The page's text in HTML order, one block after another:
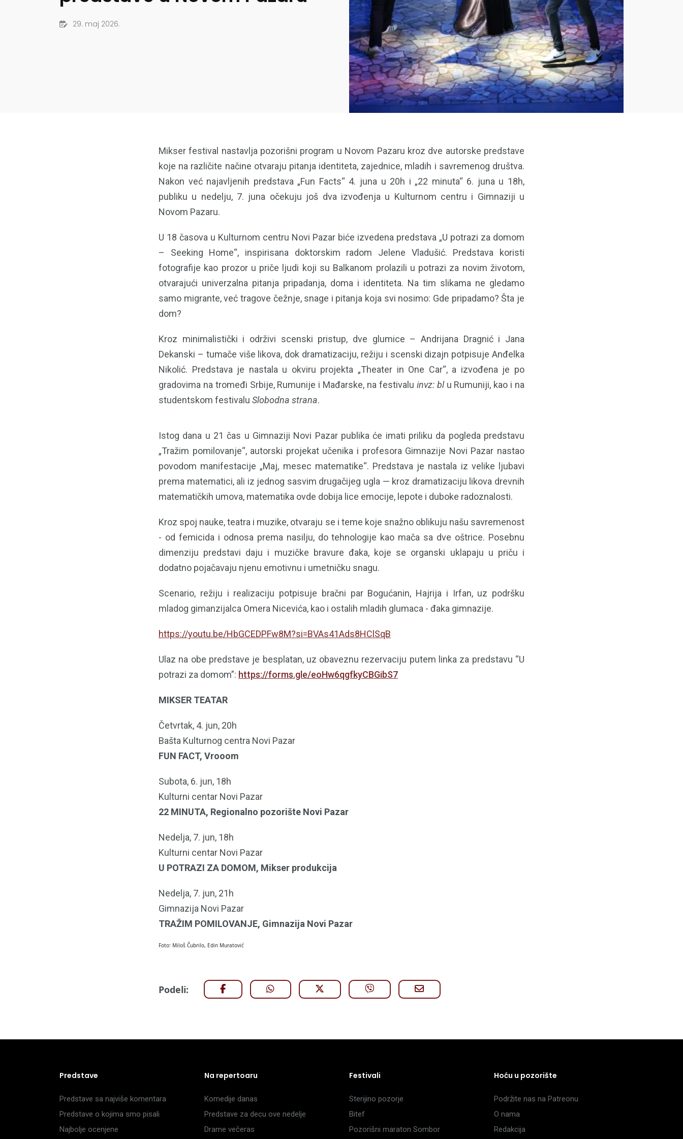
29. maj 2026.
Mikser festival nastavlja pozorišni program u Novom Pazaru kroz dve autorske predstave
koje na različite načine otvaraju pitanja identiteta, zajednice, mladih i savremenog društva.
Nakon već najavljenih predstava „Fun Facts“ 4. juna u 20h i „22 minuta“ 6. juna u 18h,
publiku u nedelju, 7. juna očekuju još dva izvođenja u Kulturnom centru i Gimnaziji u
Novom Pazaru.
U 18 časova u Kulturnom centru Novi Pazar biće izvedena predstava „U potrazi za domom
– Seeking Home“, inspirisana doktorskim radom Jelene Vladušić. Predstava koristi
fotografije kao prozor u priče ljudi koji su Balkanom prolazili u potrazi za novim životom,
otvarajući univerzalna pitanja pripadanja, doma i identiteta. Na tim slikama ne gledamo
samo migrante, već tragove čežnje, snage i pitanja koja svi nosimo: Gde pripadamo? Šta je
dom?
Kroz minimalistički i održivi scenski pristup, dve glumice – Andrijana Dragnić i Jana
Dekanski – tumače više likova, dok dramatizaciju, režiju i scenski dizajn potpisuje Anđelka
Nikolić. Predstava je nastala u okviru projekta „Theater in One Car“, a izvođena je po
gradovima na tromeđi Srbije, Rumunije i Mađarske, na festivalu invz: blu Rumuniji, kao i na
studentskom festivalu Slobodna strana.
Istog dana u 21 čas u Gimnaziji Novi Pazar publika će imati priliku da pogleda predstavu
„Tražim pomilovanje“, autorski projekat učenika i profesora Gimnazije Novi Pazar nastao
povodom manifestacije „Maj, mesec matematike“. Predstava je nastala iz velike ljubavi
prema matematici, ali iz jednog sasvim drugačijeg ugla — kroz dramatizaciju likova drevnih
matematičkih umova, matematika ovde dobija lice emocije, lepote i duboke radoznalosti.
Kroz spoj nauke, teatra i muzike, otvaraju se i teme koje snažno oblikuju našu savremenost
- od femicida i odnosa prema nasilju, do tehnologije kao mača sa dve oštrice. Posebnu
dimenziju predstavi daju i muzičke bravure đaka, koje se organski uklapaju u priču i
dodatno pojačavaju njenu emotivnu i umetničku snagu.
Scenario, režiju i realizaciju potpisuje bračni par Bogućanin, Hajrija i Irfan, uz podršku
mladog gimanzijalca Omera Nicevića, kao i ostalih mladih glumaca - đaka gimnazije.
https://youtu.be/HbGCEDPFw8M?si=BVAs41Ads8HClSqB
Ulaz na obe predstave je besplatan, uz obaveznu rezervaciju putem linka za predstavu “U
potrazi za domom”: https://forms.gle/eoHw6qgfkyCBGibS7
MIKSER TEATAR
Četvrtak, 4. jun, 20h
Bašta Kulturnog centra Novi Pazar
FUN FACT, Vrooom
Subota, 6. jun, 18h
Kulturni centar Novi Pazar
22 MINUTA, Regionalno pozorište Novi Pazar
Nedelja, 7. jun, 18h
Kulturni centar Novi Pazar
U POTRAZI ZA DOMOM, Mikser produkcija
Nedelja, 7. jun, 21h
Gimnazija Novi Pazar
TRAŽIM POMILOVANJE, Gimnazija Novi Pazar
Foto: Miloš Čubrilo, Edin Muratović
Podeli:
Predstave
Predstave sa najviše komentara
Predstave o kojima smo pisali
Najbolje ocenjene
Na repertoaru
Komedije danas
Predstave za decu ove nedelje
Drame večeras
Festivali
Sterijino pozorje
Bitef
Pozorišni maraton Sombor
Hoću u pozorište
Podržite nas na Patreonu
O nama
Redakcija